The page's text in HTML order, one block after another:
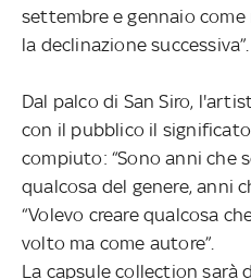
settembre e gennaio
la declinazione successiva”.
Dal palco di San Siro,
con il pubblico il
compiuto: “Sono anni che
qualcosa del genere, anni
“Volevo creare qualcosa
volto ma come autore”.
La capsule collection sarà